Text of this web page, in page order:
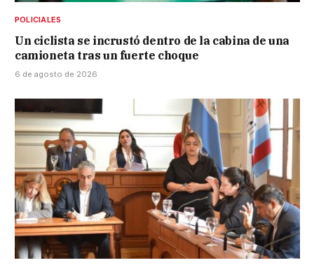
POLICIALES
Un ciclista se incrustó dentro de la cabina de una
camioneta tras un fuerte choque
6 de agosto de 2026